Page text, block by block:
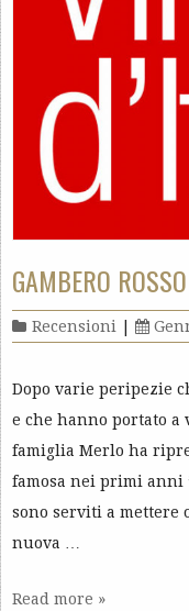
GAMBERO
Recensioni
Dopo varie peripezie
e che hanno portato
famiglia Merlo ha
famosa nei primi anni
sono serviti a mettere
nuova …
Read more »